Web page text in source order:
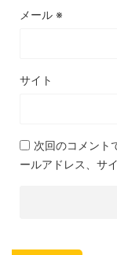
メール ※
サイト
次回のコメント
ールアドレス、サ